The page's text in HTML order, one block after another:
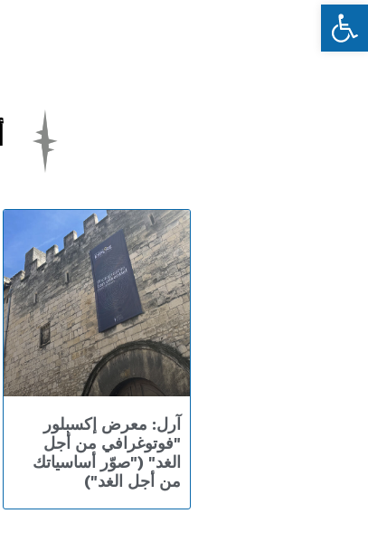
Ouvrir la barre d’outils
آرل: معرض إكسبلور
"فوتوغرافي من أجل
الغد" ("صوّر أساسياتك
من أجل الغد")